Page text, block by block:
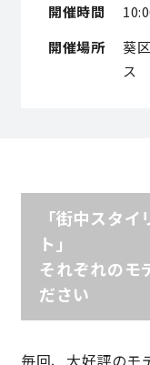
nattokuグ
理想の暮らし
家具まで標準
身体に優しい
開催時間
開催場所
葵
ス
「街中スタ
ト」
それぞれのモ
ださい
毎回、大好評のモ